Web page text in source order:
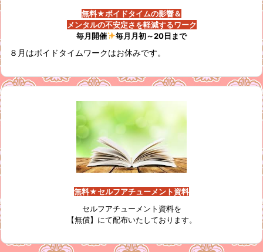
無料★ボイドタイムの影響＆
メンタルの不安定さを軽減するワーク
毎月開催
毎月月初～20日まで
８月はボイドタイムワークはお休みです。
無料★セルフアチューメント資料
セルフアチューメント資料を
【無償】にて配布いたしております。